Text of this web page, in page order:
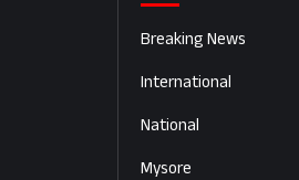
Breaking News
International
National
Mysore